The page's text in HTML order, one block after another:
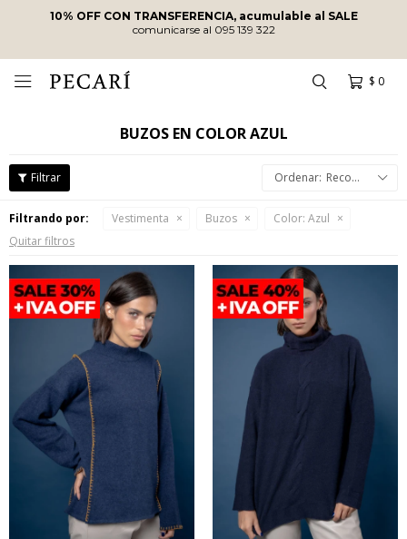
10% OFF CON TRANSFERENCIA, acumulable al SALE
comunicarse al 095 139 322
$ 0

BUZOS EN COLOR AZUL
Recomendados
Filtrando por: Vestimenta Buzos Color: Azul
Quitar filtros